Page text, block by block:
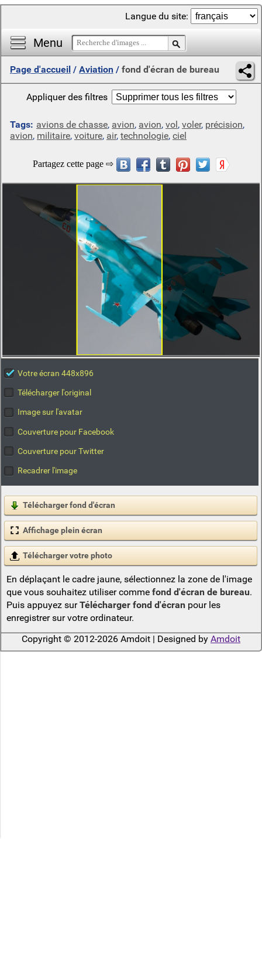
Menu
Langue du site:
Page d'accueil / Aviation / fond d'écran de bureau
Appliquer des filtres
Tags: avions de chasse, avion, avion, vol, voler, précision,
avion, militaire, voiture, air, technologie, ciel
Votre écran 448x896
Télécharger l'original
Image sur l'avatar
Couverture pour Facebook
Couverture pour Twitter
Recadrer l'image
Télécharger fond d'écran
Affichage plein écran
Télécharger votre photo
En déplaçant le cadre jaune, sélectionnez la zone de l'image
que vous souhaitez utiliser comme fond d'écran de bureau.
Puis appuyez surTélécharger fond d'écranpour les
enregistrer sur votre ordinateur.
Copyright © 2012-2026 Amdoit | Designed by Amdoit